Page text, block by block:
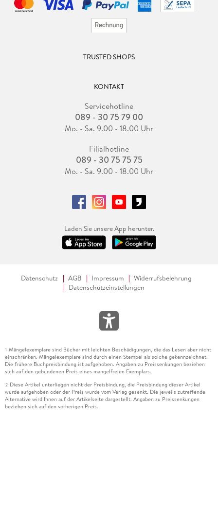
TRUSTED SHOPS
KONTAKT
Servicehotline
089 - 30 75 79 00
Mo. - Sa. 9.00 - 18.00 Uhr
Filialhotline
089 - 30 75 75 75
Mo. - Sa. 9.00 - 18.00 Uhr
Laden Sie unsere App herunter.
Datenschutz AGB Impressum
Widerrufsbelehrung
Datenschutzeinstellungen
1 Mängelexemplare sind Bücher mit leichten Beschädigungen, die das Lesen aber nicht
einschränken. Mängelexemplare sind durch einen Stempel als solche gekennzeichnet.
Die frühere Buchpreisbindung ist aufgehoben. Angaben zu Preissenkungen beziehen
sich auf den gebundenen Preis eines mangelfreien Exemplars.
2 Diese Artikel unterliegen nicht der Preisbindung, die Preisbindung dieser Artikel
wurde aufgehoben oder der Preis wurde vom Verlag gesenkt. Die jeweils zutreffende
Alternative wird Ihnen auf der Artikelseite dargestellt. Angaben zu Preissenkungen
beziehen sich auf den vorherigen Preis.